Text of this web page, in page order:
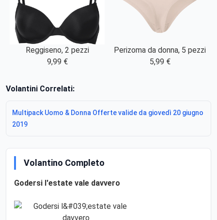
Reggiseno, 2 pezzi
9,99 €
Perizoma da donna, 5 pezzi
5,99 €
Volantini Correlati:
Multipack Uomo & Donna Offerte valide da giovedì 20 giugno
2019
Volantino Completo
Godersi l'estate vale davvero